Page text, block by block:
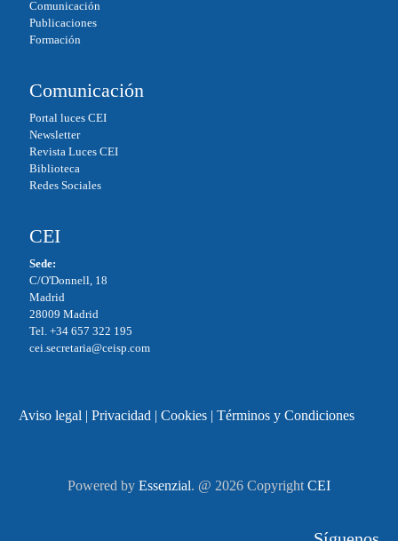
Comunicación
Publicaciones
Formación
Comunicación
Portal luces CEI
Newsletter
Revista Luces CEI
Biblioteca
Redes Sociales
CEI
Sede:
C/O'Donnell, 18
Madrid
28009 Madrid
Tel. +34 657 322 195
cei.secretaria@ceisp.com
Aviso legal | Privacidad | Cookies| Términos y Condiciones
Powered by Essenzial. @ 2026 Copyright CEI